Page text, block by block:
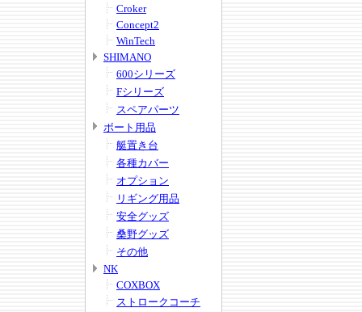
Croker
Concept2
WinTech
SHIMANO
600シリーズ
Fシリーズ
スペアパーツ
ボート用品
艇置き台
各種カバー
オプション
リギング用品
安全グッズ
桑野グッズ
その他
NK
COXBOX
ストロークコーチ